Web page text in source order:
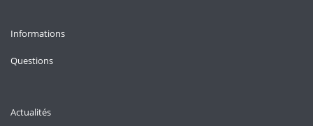
Informations
Questions
Actualités